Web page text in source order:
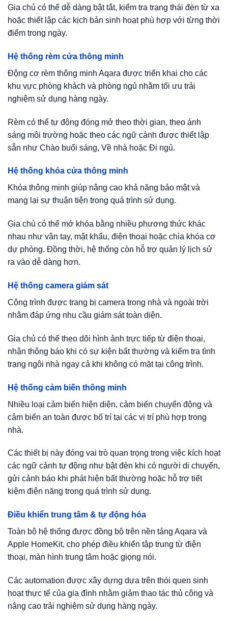
Gia chủ có thể dễ dàng bật tắt, kiểm tra trạng thái đèn từ xa
hoặc thiết lập các kịch bản sinh hoạt phù hợp với từng thời
điểm trong ngày.
Hệ thống rèm cửa thông minh
Động cơ rèm thông minh Aqara được triển khai cho các
khu vực phòng khách và phòng ngủ nhằm tối ưu trải
nghiệm sử dụng hàng ngày.
Rèm có thể tự động đóng mở theo thời gian, theo ánh
sáng môi trường hoặc theo các ngữ cảnh được thiết lập
sẵn như Chào buổi sáng, Về nhà hoặc Đi ngủ.
Hệ thống khóa cửa thông minh
Khóa thông minh giúp nâng cao khả năng bảo mật và
mang lại sự thuận tiện trong quá trình sử dụng.
Gia chủ có thể mở khóa bằng nhiều phương thức khác
nhau như vân tay, mật khẩu, điện thoại hoặc chìa khóa cơ
dự phòng. Đồng thời, hệ thống còn hỗ trợ quản lý lịch sử
ra vào dễ dàng hơn.
Hệ thống camera giám sát
Công trình được trang bị camera trong nhà và ngoài trời
nhằm đáp ứng nhu cầu giám sát toàn diện.
Gia chủ có thể theo dõi hình ảnh trực tiếp từ điện thoại,
nhận thông báo khi có sự kiện bất thường và kiểm tra tình
trạng ngôi nhà ngay cả khi không có mặt tại công trình.
Hệ thống cảm biến thông minh
Nhiều loại cảm biến hiện diện, cảm biến chuyển động và
cảm biến an toàn được bố trí tại các vị trí phù hợp trong
nhà.
Các thiết bị này đóng vai trò quan trọng trong việc kích hoạt
các ngữ cảnh tự động như bật đèn khi có người di chuyển,
gửi cảnh báo khi phát hiện bất thường hoặc hỗ trợ tiết
kiệm điện năng trong quá trình sử dụng.
Điều khiển trung tâm & tự động hóa
Toàn bộ hệ thống được đồng bộ trên nền tảng Aqara và
Apple HomeKit, cho phép điều khiển tập trung từ điện
thoại, màn hình trung tâm hoặc giọng nói.
Các automation được xây dựng dựa trên thói quen sinh
hoạt thực tế của gia đình nhằm giảm thao tác thủ công và
nâng cao trải nghiệm sử dụng hàng ngày.